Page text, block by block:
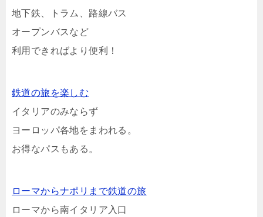
地下鉄、トラム、路線バス
オープンバスなど
利用できればより便利！
鉄道の旅を楽しむ
イタリアのみならず
ヨーロッパ各地をまわれる。
お得なパスもある。
ローマからナポリまで鉄道の旅
ローマから南イタリア入口